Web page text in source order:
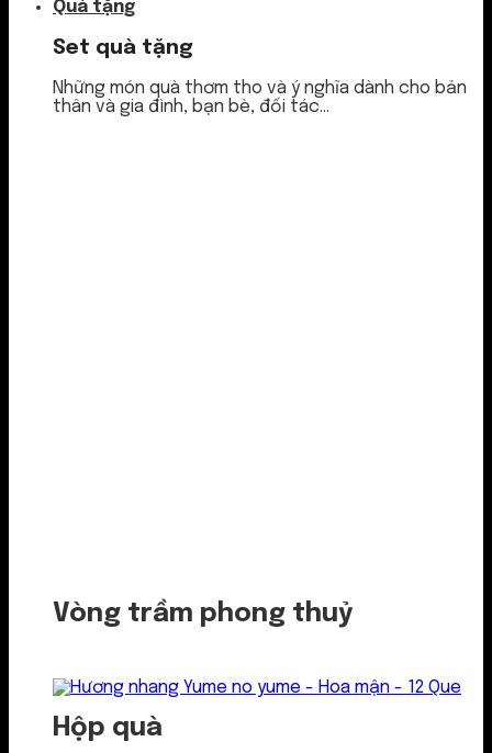
Quà tặng
Set quà tặng
Những món quà thơm tho và ý nghĩa dành cho bản
thân và gia đình, bạn bè, đối tác...
Vòng trầm phong thuỷ
Hộp quà